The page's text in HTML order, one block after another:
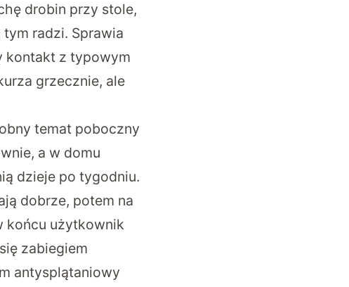
drobin przy stole,
radzi. Sprawia
kontakt z typowym
grzecznie, ale
temat poboczny
a w domu
dzieje po tygodniu.
dobrze, potem na
końcu użytkownik
zabiegiem
antysplątaniowy